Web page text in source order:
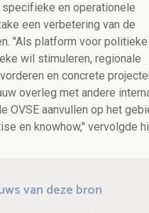
en operationele
een verbetering van de
"Als platform voor
wil stimuleren, regionale
en concrete
overleg met andere
OVSE aanvullen op het
en knowhow," vervolgde
van deze bron